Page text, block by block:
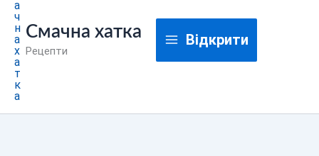
Смачна хатка
Рецепти
Відкрити